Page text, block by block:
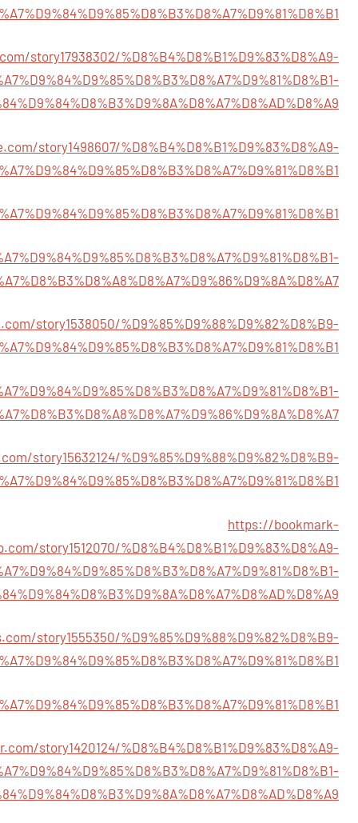
story17938302/%D8%B4%D8%B1%D9%83%D8%A9-
story1498607/%D8%B4%D8%B1%D9%83%D8%A9-
story1538050/%D9%85%D9%88%D9%82%D8%B9-
story15632124/%D9%85%D9%88%D9%82%D8%B9-
https://bookmark-
story1512070/%D8%B4%D8%B1%D9%83%D8%A9-
story1555350/%D9%85%D9%88%D9%82%D8%B9-
story1420124/%D8%B4%D8%B1%D9%83%D8%A9-